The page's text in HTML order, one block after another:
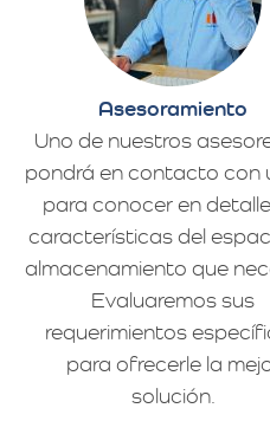
Asesoramiento
Uno de nuestros
pondrá en contacto con
para conocer en
características del
almacenamiento que
Evaluaremos sus
requerimientos
para ofrecerle la
solución.